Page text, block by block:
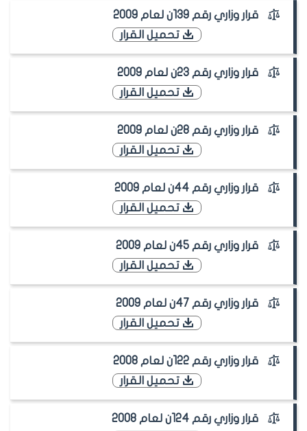
قرار وزاري رقم 139ن لعام 2009
تحميل القرار
قرار وزاري رقم 23ن لعام 2009
تحميل القرار
قرار وزاري رقم 28ن لعام 2009
تحميل القرار
قرار وزاري رقم 44ن لعام 2009
تحميل القرار
قرار وزاري رقم 45ن لعام 2009
تحميل القرار
قرار وزاري رقم 47ن لعام 2009
تحميل القرار
قرار وزاري رقم 122ن لعام 2008
تحميل القرار
قرار وزاري رقم 124ن لعام 2008